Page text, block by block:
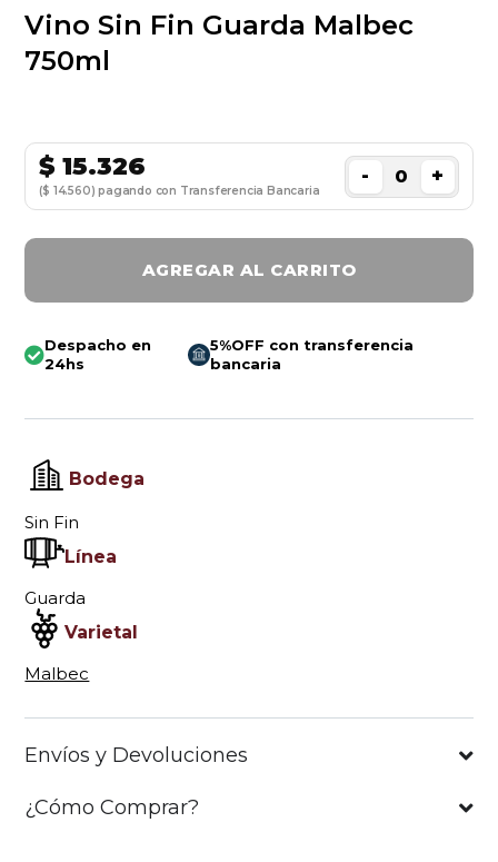
Vino Sin Fin Guarda Malbec
750ml
$15.326
($ 14.560) pagando con Transferencia Bancaria
- +
AGREGAR AL CARRITO
Despacho en
24hs
5%OFF con transferencia
bancaria
Bodega
Sin Fin
Línea
Guarda
Varietal
Malbec
Envíos y Devoluciones
¿Cómo Comprar?